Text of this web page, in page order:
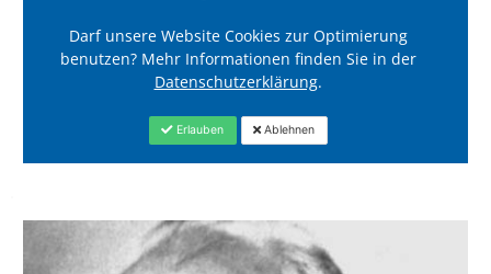
Darf unsere Website Cookies zur Optimierung
benutzen? Mehr Informationen finden Sie in der
Datenschutzerklärung.
Erlauben Ablehnen